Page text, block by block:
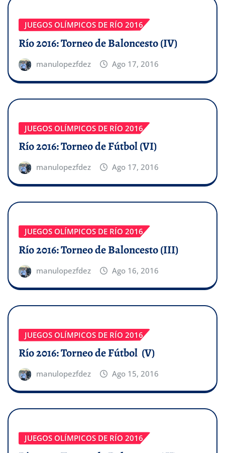
JUEGOS OLÍMPICOS DE RÍO 2016
Río 2016: Torneo de Baloncesto (IV)
manulopezfdez Ago 17, 2016
JUEGOS OLÍMPICOS DE RÍO 2016
Río 2016: Torneo de Fútbol (VI)
manulopezfdez Ago 17, 2016
JUEGOS OLÍMPICOS DE RÍO 2016
Río 2016: Torneo de Baloncesto (III)
manulopezfdez Ago 16, 2016
JUEGOS OLÍMPICOS DE RÍO 2016
Río 2016: Torneo de Fútbol (V)
manulopezfdez Ago 15, 2016
JUEGOS OLÍMPICOS DE RÍO 2016